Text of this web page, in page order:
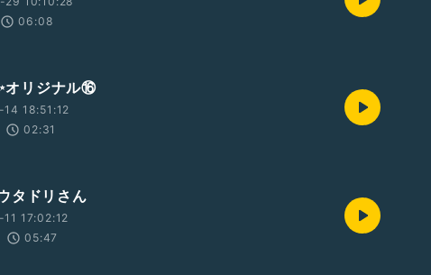
06:08
オリジナル⑯
18:51:12
02:31
タドリさん
17:02:12
05:47